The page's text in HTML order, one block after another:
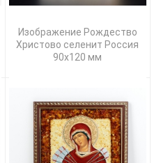
Изображение Рождество
Христово селенит Россия
90х120 мм